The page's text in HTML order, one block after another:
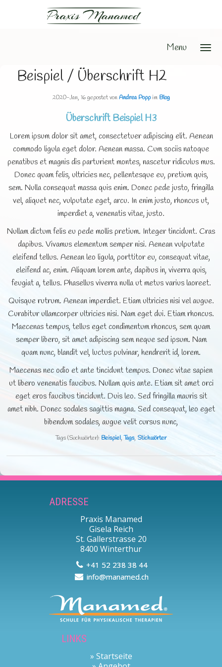
Menu
Beispiel / Überschrift H2
2020-Jan, 16gepostet vonAndrea Poppim Blog
Überschrift Beispiel H3
Lorem ipsum dolor sit amet, consectetuer adipiscing elit. Aenean
commodo ligula eget dolor. Aenean massa. Cum sociis natoque
penatibus et magnis dis parturient montes, nascetur ridiculus mus.
Donec quam felis, ultricies nec, pellentesque eu, pretium quis,
sem. Nulla consequat massa quis enim. Donec pede justo, fringilla
vel, aliquet nec, vulputate eget, arcu. In enim justo, rhoncus ut,
imperdiet a, venenatis vitae, justo.
Nullam dictum felis eu pede mollis pretium. Integer tincidunt. Cras
dapibus. Vivamus elementum semper nisi. Aenean vulputate
eleifend tellus. Aenean leo ligula, porttitor eu, consequat vitae,
eleifend ac, enim. Aliquam lorem ante, dapibus in, viverra quis,
feugiat a, tellus. Phasellus viverra nulla ut metus varius laoreet.
Quisque rutrum. Aenean imperdiet. Etiam ultricies nisi vel augue.
Curabitur ullamcorper ultricies nisi. Nam eget dui. Etiam rhoncus.
Maecenas tempus, tellus eget condimentum rhoncus, sem quam
semper libero, sit amet adipiscing sem neque sed ipsum. Nam
quam nunc, blandit vel, luctus pulvinar, hendrerit id, lorem.
Maecenas nec odio et ante tincidunt tempus. Donec vitae sapien
ut libero venenatis faucibus. Nullam quis ante. Etiam sit amet orci
eget eros faucibus tincidunt. Duis leo. Sed fringilla mauris sit
amet nibh. Donec sodales sagittis magna. Sed consequat, leo eget
bibendum sodales, augue velit cursus nunc,
Tags (Suchwörter): Beispiel,Tags, Stichwörter
ADRESSE
Praxis Manamed
Gisela Reich
St. Gallerstrasse 20
8400 Winterthur
+41 52 238 38 44‬
info@manamed.ch
LINKS
» Startseite